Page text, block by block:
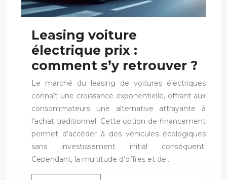
Leasing voiture
électrique prix :
comment s’y retrouver ?
Le marché du leasing de voitures électriques
connaît une croissance exponentielle, offrant aux
consommateurs une alternative attrayante à
l’achat traditionnel. Cette option de financement
permet d’accéder à des véhicules écologiques
sans investissement initial conséquent.
Cependant, la multitude d’offres et de…